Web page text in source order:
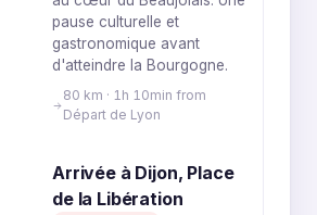
pause culturelle et
gastronomique avant
d'atteindre la Bourgogne.
80 km · 1h 10min from
Départ de Lyon
Arrivée à Dijon, Place
de la Libération